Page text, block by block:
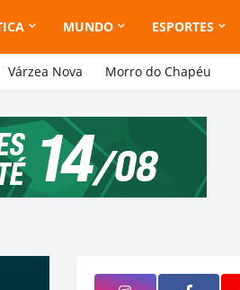
MUNDO ESPORTES
Várzea Nova Morro do Chapéu